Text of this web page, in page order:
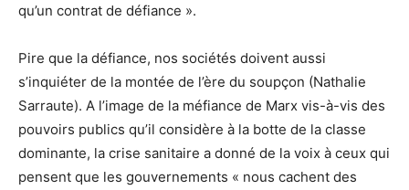
qu’un contrat de défiance ».
Pire que la défiance, nos sociétés doivent aussi
s’inquiéter de la montée de l’ère du soupçon (Nathalie
Sarraute). A l’image de la méfiance de Marx vis-à-vis des
pouvoirs publics qu’il considère à la botte de la classe
dominante, la crise sanitaire a donné de la voix à ceux qui
pensent que les gouvernements « nous cachent des